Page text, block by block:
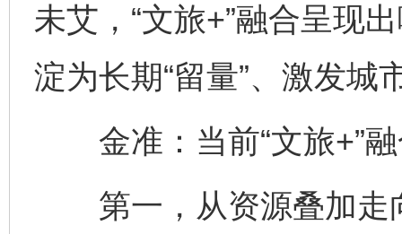
未艾，“文旅+”融合呈现
淀为长期“留量”、激发城
金准：当前“文旅+”融
第一，从资源叠加走